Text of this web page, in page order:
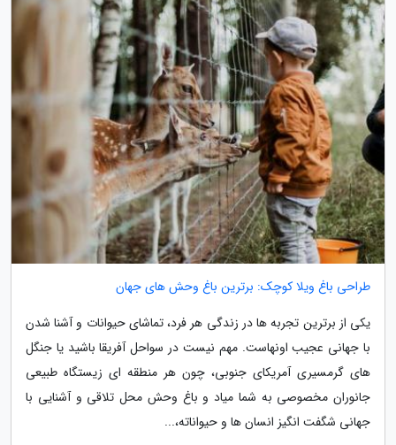
طراحی باغ ویلا کوچک: برترین باغ وحش های جهان
یکی از برترین تجربه ها در زندگی هر فرد، تماشای حیوانات و آشنا شدن
با جهانی عجیب اونهاست. مهم نیست در سواحل آفریقا باشید یا جنگل
های گرمسیری آمریکای جنوبی، چون هر منطقه ای زیستگاه طبیعی
جانوران مخصوصی به شما میاد و باغ وحش محل تلاقی و آشنایی با
جهانی شگفت انگیز انسان ها و حیواناته،...